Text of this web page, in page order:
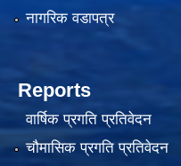
नागरिक वडापत्र
Reports
वार्षिक प्रगति प्रतिवेदन
चौमासिक प्रगति प्रतिवेदन